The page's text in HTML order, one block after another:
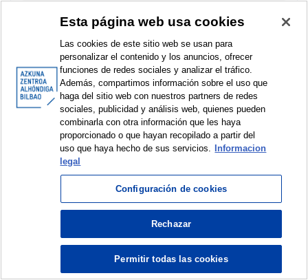
Have you forgotten your password?
© Azkuna Zentroa - Alhóndiga Bilbao
Esta página web usa cookies
Las cookies de este sitio web se usan para
personalizar el contenido y los anuncios, ofrecer
funciones de redes sociales y analizar el tráfico.
Además, compartimos información sobre el uso que
haga del sitio web con nuestros partners de redes
sociales, publicidad y análisis web, quienes pueden
combinarla con otra información que les haya
proporcionado o que hayan recopilado a partir del
uso que haya hecho de sus servicios.
Informacion
legal
Configuración de cookies
Rechazar
Permitir todas las cookies